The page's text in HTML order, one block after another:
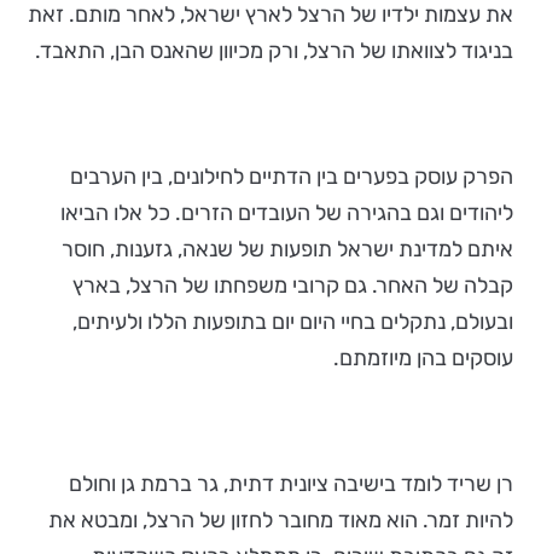
את עצמות ילדיו של הרצל לארץ ישראל, לאחר מותם. זאת
בניגוד לצוואתו של הרצל, ורק מכיוון שהאנס הבן, התאבד.
הפרק עוסק בפערים בין הדתיים לחילונים, בין הערבים
ליהודים וגם בהגירה של העובדים הזרים. כל אלו הביאו
איתם למדינת ישראל תופעות של שנאה, גזענות, חוסר
קבלה של האחר. גם קרובי משפחתו של הרצל, בארץ
ובעולם, נתקלים בחיי היום יום בתופעות הללו ולעיתים,
עוסקים בהן מיוזמתם.
רן שריד לומד בישיבה ציונית דתית, גר ברמת גן וחולם
להיות זמר. הוא מאוד מחובר לחזון של הרצל, ומבטא את